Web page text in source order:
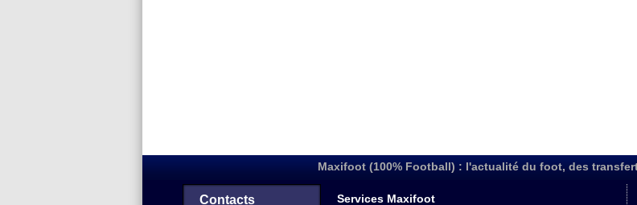
Maxifoot (100% Football) : l'actualité du foot, des
Contacts Services Maxifoot